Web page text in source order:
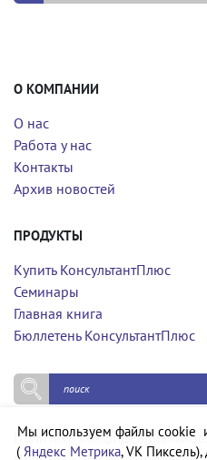
О КОМПАНИИ
О нас
Работа у нас
Контакты
Архив новостей
ПРОДУКТЫ
Купить КонсультантПлюс
Семинары
Главная книга
Бюллетень КонсультантПлюс
Политика
Мы используем файлы cookie и
( Яндекс Метрика, VK